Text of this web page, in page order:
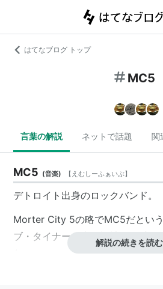
はてなブログ トップ
MC5
言葉の解説 ネットで話題 関
MC5 (音楽) 【 えむしーふぁいぶ】
デトロイト出身のロックバンド。
Morter City 5の略でMC5だとい
ブ・タイナーが車や機械の型番を
解説の続きを読む